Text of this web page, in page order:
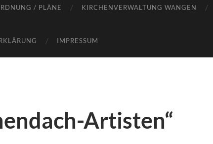
/ PLÄNE KIRCHENVERWALTUNG WANGEN
IMPRESSUM
Artisten“